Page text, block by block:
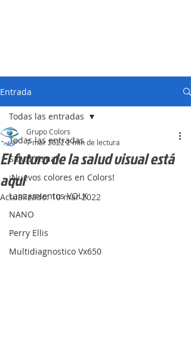
Entrada
Todas las entradas
Salud Visual
¡Nuevos colores en Colors!
Lanzamientos VOLK
NANO
Perry Ellis
Multidiagnostico Vx650
Todas las entradas
El futuro de la salud visual está
aqui
Grupo Colors
7 mar 20222 min de lectura
Actualizado:10 mar 2022